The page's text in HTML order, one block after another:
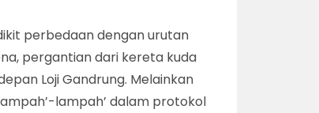
perbedaan dengan urutan
pergantian dari kereta kuda
Loji Gandrung. Melainkan
lampah’ dalam protokol